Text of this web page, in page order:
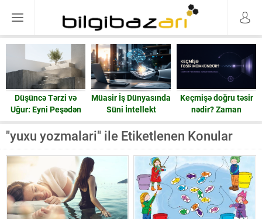
Düşüncə Tərzi və
Uğur: Eyni Peşədən
Fərqli Nəticələrə
Gedən Yol
Müasir İş Dünyasında
Süni İntellekt
Keçmişə doğru təsir
nədir? Zaman
həqiqətən geri işləyə
bilərmi?
"yuxu yozmalari" ile Etiketlenen Konular